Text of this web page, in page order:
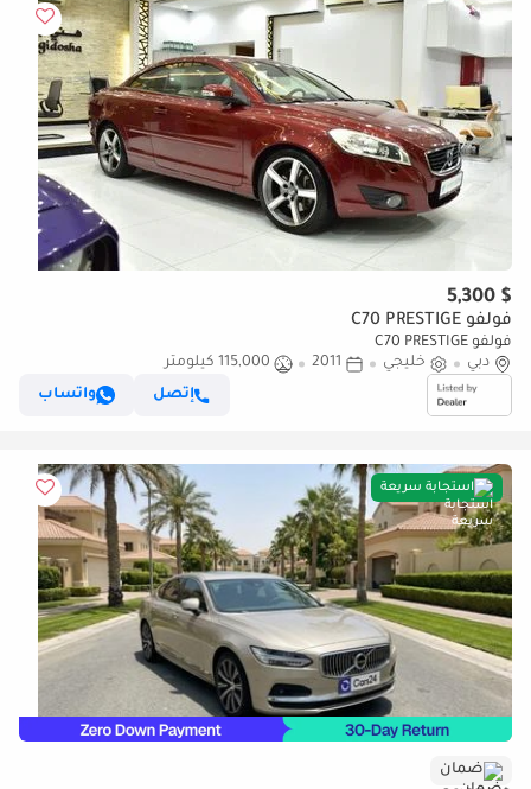
$ 5,300
فولفو C70 PRESTIGE
فولفو C70 PRESTIGE
دبي
خليجي 2011
115,000 كيلومتر
إتصل
واتساب
استجابة سريعة
ضمان